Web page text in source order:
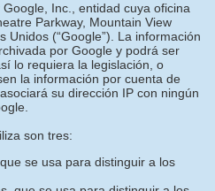
Inc., entidad cuya oficina
Parkway, Mountain View
Unidos (“Google”). La información
por Google y podrá ser
lo requiera la legislación, o
la información por cuenta de
su dirección IP con ningún
son tres:
se usa para distinguir a los